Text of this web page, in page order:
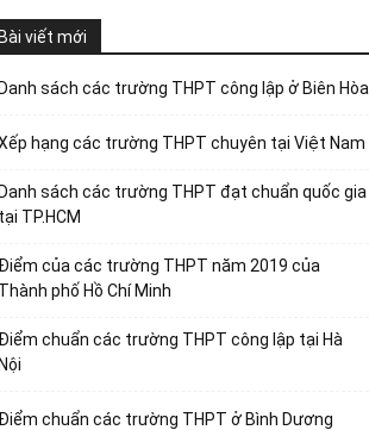
Bài viết mới
Danh sách các trường THPT công lập ở Biên Hòa
hạng các trường THPT chuyên tại Việt Nam
Danh sách các trường THPT đạt chuẩn quốc gia
tại TP.HCM
Điểm của các trường THPT năm 2019 của
Thành phố Hồ Chí Minh
Điểm chuẩn các trường THPT công lập tại Hà
Nội
Điểm chuẩn các trường THPT ở Bình Dương